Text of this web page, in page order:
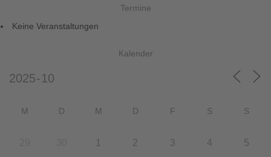
Termine
Keine Veranstaltungen
Kalender
M D M D F S S
1 2 3 4 5